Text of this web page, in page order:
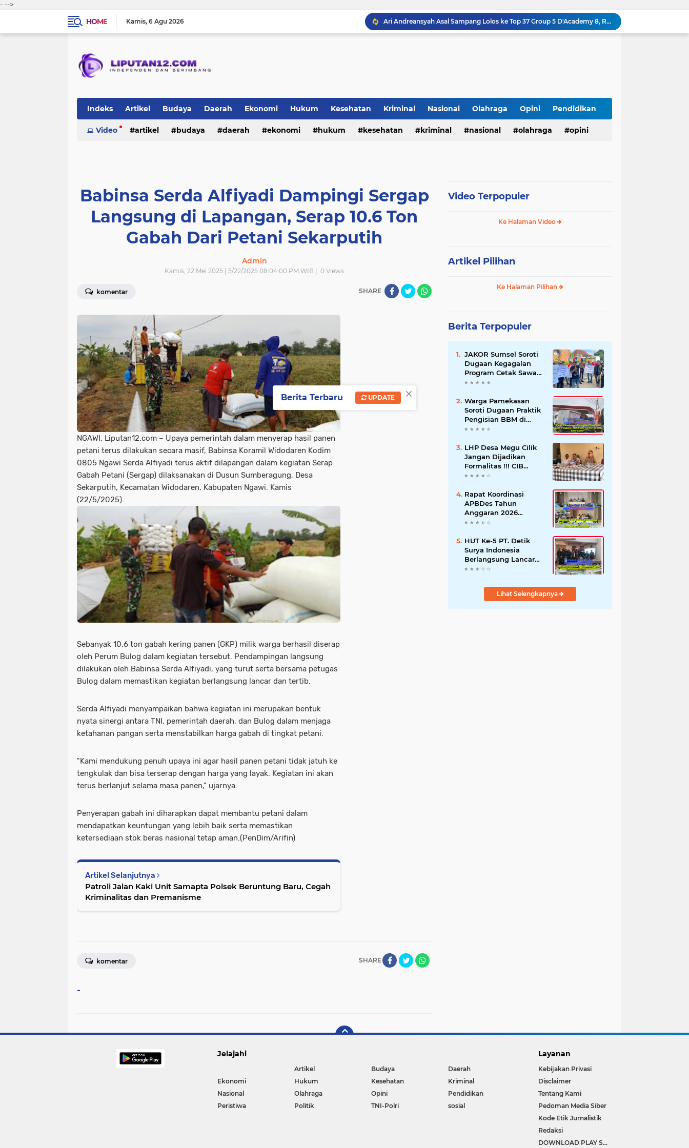
- -->
HOME
Kamis 6 Agu 2026
Ari Andreansyah Asal Sampang Lolos ke Top 37 Group 5 D'Academy 8, Raih 3 Standing Ovation
Satresnarkoba Polres Labusel Gerebek Rumah di Kota Pinang, Andre Ditangkap dengan Sabu 1,45 Gram
Direktur RSUD dr. Muhammad Soewandhie Surabaya Diduga Tolak Berkas Permohonan Kuasa Hukum Ahli Waris, Kasus Dugaan Kelalaian Medis Memanas
Indeks Artikel Budaya Daerah Ekonomi Hukum Kesehatan Kriminal Nasional Olahraga Opini Pendidikan
Peristiwa Politik TNI-Polri sosial
Video artikel budaya daerah ekonomi hukum kesehatan kriminal nasional olahraga opini
Babinsa Serda Alfiyadi Dampingi Sergap
Langsung di Lapangan, Serap 10.6 Ton
Gabah Dari Petani Sekarputih
Admin
Kamis, 22 Mei 2025 | 5/22/2025 08:04:00 PM WIB | 0 Views
komentar SHARE
NGAWI, Liputan12.com – Upaya pemerintah dalam menyerap hasil panen
petani terus dilakukan secara masif, Babinsa Koramil Widodaren Kodim
0805 Ngawi Serda Alfiyadi terus aktif dilapangan dalam kegiatan Serap
Gabah Petani (Sergap) dilaksanakan di Dusun Sumberagung, Desa
Sekarputih, Kecamatan Widodaren, Kabupaten Ngawi. Kamis
(22/5/2025).
Sebanyak 10,6 ton gabah kering panen (GKP) milik warga berhasil diserap
oleh Perum Bulog dalam kegiatan tersebut. Pendampingan langsung
dilakukan oleh Babinsa Serda Alfiyadi, yang turut serta bersama petugas
Bulog dalam memastikan kegiatan berlangsung lancar dan tertib.
Serda Alfiyadi menyampaikan bahwa kegiatan ini merupakan bentuk
nyata sinergi antara TNI, pemerintah daerah, dan Bulog dalam menjaga
ketahanan pangan serta menstabilkan harga gabah di tingkat petani.
"Kami mendukung penuh upaya ini agar hasil panen petani tidak jatuh ke
tengkulak dan bisa terserap dengan harga yang layak. Kegiatan ini akan
terus berlanjut selama masa panen," ujarnya.
Penyerapan gabah ini diharapkan dapat membantu petani dalam
mendapatkan keuntungan yang lebih baik serta memastikan
ketersediaan stok beras nasional tetap aman.(PenDim/Arifin)
Artikel Selanjutnya
Patroli Jalan Kaki Unit Samapta Polsek Beruntung Baru, Cegah
Kriminalitas dan Premanisme
SHARE
komentar
-
Video Terpopuler
Ke Halaman Video
Artikel Pilihan
Ke Halaman Pilihan
Berita Terpopuler
JAKOR Sumsel Soroti
Dugaan Kegagalan
Program Cetak Sawah
Rp105 Miliar di Ogan
Pertanian Mundur
Warga Pamekasan
Soroti Dugaan Praktik
Pengisian BBM di
SPBU Cem Manis,
Pengawasan
LHP Desa Megu Cilik
Jangan Dijadikan
Formalitas !!! CIB
Desak Inspektorat
dan Hentikan Dugaan
Permainan Oknum
Rapat Koordinasi
APBDes Tahun
Anggaran 2026
Semester II,
Sokobanah Libatkan 12
Desa
HUT Ke-5 PT. Detik
Surya Indonesia
Berlangsung Lancar
dan Profesional,
Wartawan
Lihat Selengkapnya
Jelajahi
Artikel Budaya
Daerah
Ekonomi
Hukum Kesehatan
Kriminal
Nasional
Olahraga Opini
Pendidikan
Peristiwa
Politik TNI-Polri sosial
Layanan
Kebijakan Privasi
Disclaimer
Tentang Kami
Pedoman Media Siber
Kode Etik Jurnalistik
Redaksi
DOWNLOAD PLAY STORE
×
Berita Terbaru UPDATE